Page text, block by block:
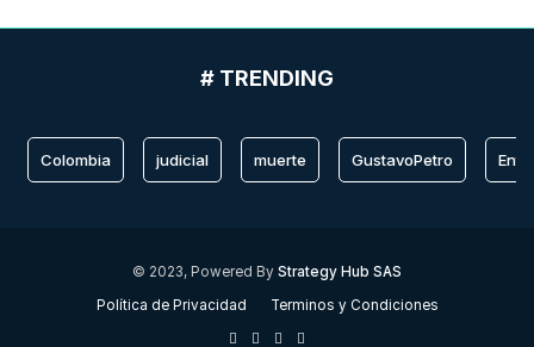
# TRENDING
Colombia judicial muerte GustavoPetro
© 2023, Powered By Strategy Hub SAS
Política de Privacidad
Terminos y Condiciones